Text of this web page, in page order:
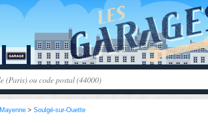
Mayenne > Soulgé-sur-Ouette